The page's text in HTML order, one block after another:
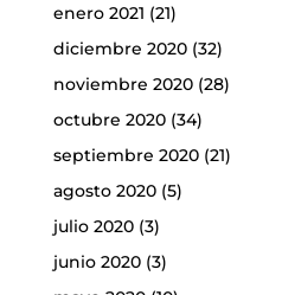
enero 2021 (21)
diciembre 2020(32)
noviembre 2020(28)
octubre 2020(34)
septiembre 2020(21)
agosto 2020(5)
julio 2020(3)
junio 2020(3)